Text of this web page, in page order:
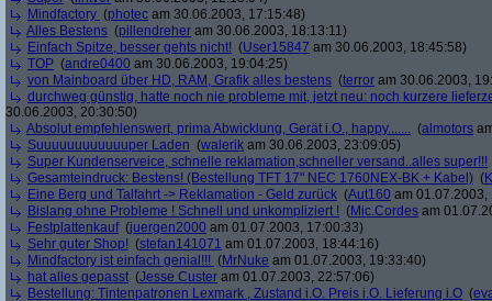
Mindfactory (photec am 30.06.2003, 17:15:48)
Alles Bestens (pillendreher am 30.06.2003, 18:13:11)
Einfach Spitze, besser gehts nicht! (User15847 am 30.06.2003, 18:45:58)
TOP (andre0400 am 30.06.2003, 19:04:25)
von Mainboard über HD, RAM, Grafik alles bestens (terror am 30.06.2003,
durchweg günstig, hatte noch nie probleme mit, jetzt neu: noch kurzere
30.06.2003, 20:30:50)
Absolut empfehlenswert, prima Abwicklung, Gerät i.O., happy....... (almotors
Suuuuuuuuuuuuper Laden (walerik am 30.06.2003, 23:09:05)
Super Kundenserveice, schnelle reklamation,schneller versand..alles super!!!
Gesamteindruck: Bestens! (Bestellung TFT 17" NEC 1760NEX-BK + Kabel) (
Eine Berg und Talfahrt -> Reklamation - Geld zurück (Aut160 am 01.07.2003,
Bislang ohne Probleme ! Schnell und unkompliziert ! (Mic.Cordes am
Festplattenkauf(juergen2000 am 01.07.2003, 17:00:33)
Sehr guter Shop! (stefan141071 am 01.07.2003, 18:44:16)
Mindfactory ist einfach genial!!! (MrNuke am 01.07.2003, 19:33:40)
hat alles gepasst (Jesse Custer am 01.07.2003, 22:57:06)
Bestellung: Tintenpatronen Lexmark , Zustand i.O. Preis i.O. Lieferung i.O (